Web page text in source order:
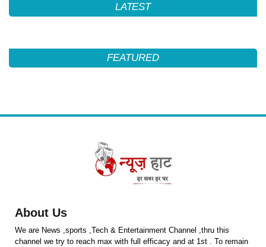
LATEST
FEATURED
About Us
We are News ,sports ,Tech & Entertainment Channel ,thru this
channel we try to reach max with full efficacy and at 1st . To remain